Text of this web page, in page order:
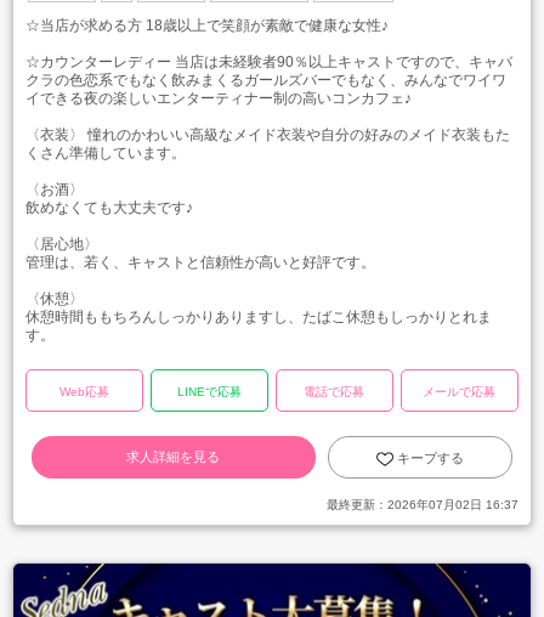
☆当店が求める方 18歳以上で笑顔が素敵で健康な女性♪
☆カウンターレディー 当店は未経験者90％以上キャストですので、キャバ
クラの色恋系でもなく飲みまくるガールズバーでもなく、みんなでワイワ
イできる夜の楽しいエンターティナー制の高いコンカフェ♪
〈衣装〉 憧れのかわいい高級なメイド衣装や自分の好みのメイド衣装もた
くさん準備しています。
〈お酒〉
飲めなくても大丈夫です♪
〈居心地〉
管理は、若く、キャストと信頼性が高いと好評です。
〈休憩〉
休憩時間ももちろんしっかりありますし、たばこ休憩もしっかりとれま
す。
Web応募 LINEで応募 電話で応募 メールで応募
求人詳細を見る キープする
最終更新： 2026年07月02日 16:37